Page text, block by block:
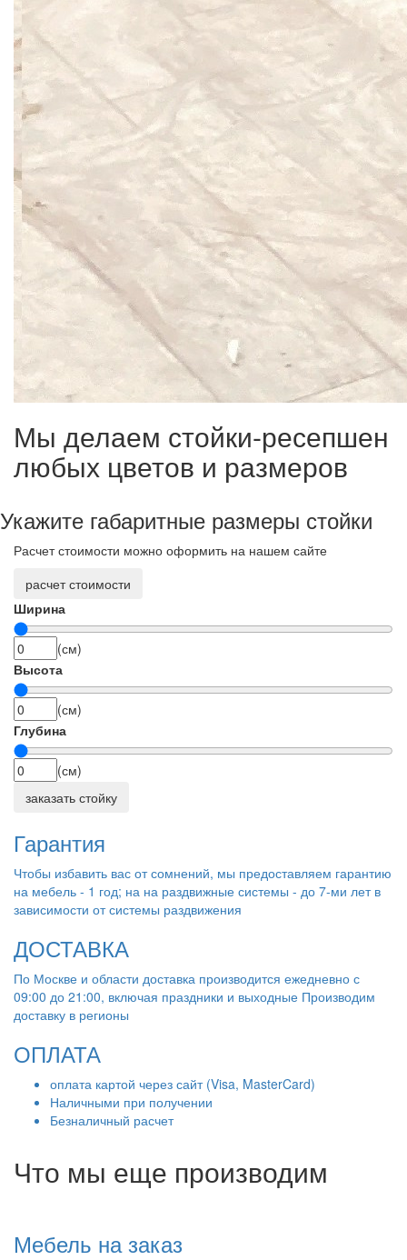
Мы делаем стойки-ресепшен
любых цветов и размеров
Укажите габаритные размеры стойки
Расчет стоимости можно оформить на нашем сайте
расчет стоимости
Ширина
(см)
Высота
(см)
Глубина
(см)
заказать стойку
Гарантия
Чтобы избавить вас от сомнений, мы предоставляем гарантию
на мебель - 1 год; на на раздвижные системы - до 7-ми лет в
зависимости от системы раздвижения
ДОСТАВКА
По Москве и области доставка производится ежедневно с
09:00 до 21:00, включая праздники и выходные Производим
доставку в регионы
ОПЛАТА
оплата картой через сайт (Visa, MasterCard)
Наличными при получении
Безналичный расчет
Что мы еще производим
Мебель на заказ